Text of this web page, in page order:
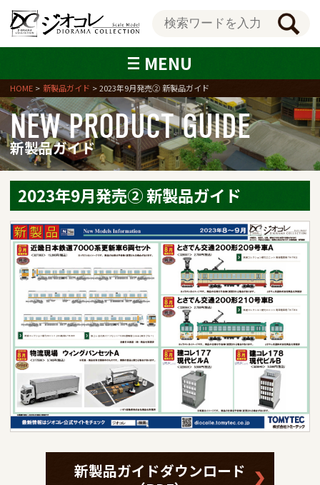
MENU
HOME 新製品ガイド 2023年9月発売② 新製品ガイド
NEW PRODUCT GUIDE
新製品ガイド
2023年9月発売② 新製品ガイド
新製品ガイドダウンロード